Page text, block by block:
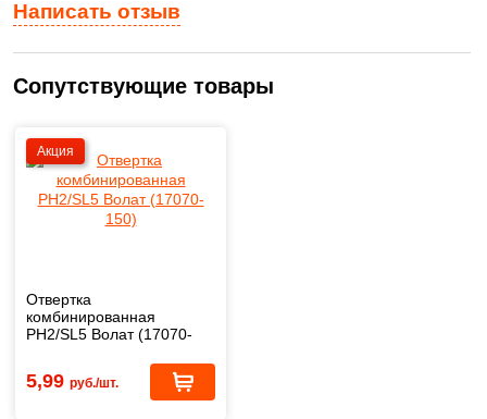
Написать отзыв
Сопутствующие товары
Акция
Отвертка
комбинированная
PH2/SL5 Волат (17070-
5,99 руб./шт.